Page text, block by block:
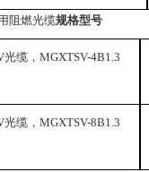
阻燃光缆规格型号
光缆，MGXTSV-4B1.3
光缆，MGXTSV-8B1.3